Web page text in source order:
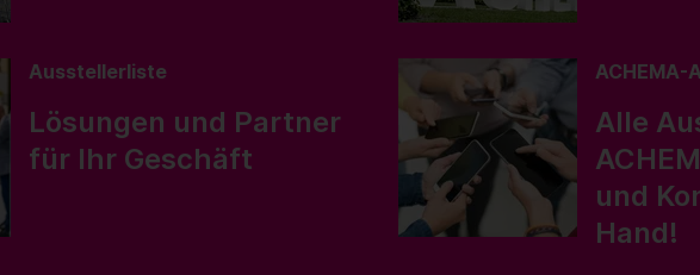
Ausstellerliste
Lösungen und Partner
für Ihr Geschäft
ACHEMA-
Alle
und
Hand!